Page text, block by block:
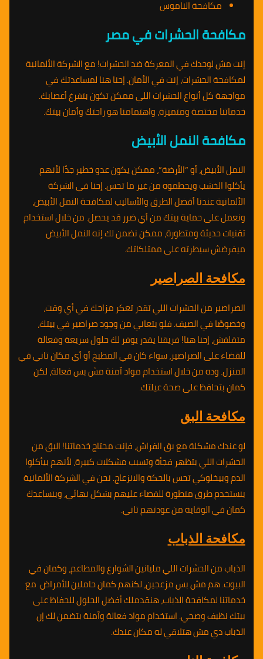
مكافحة الناموس
مكافحة الحشرات في مصر
إنت مش لوحدك في المعركة ضد الحشرات! مع الشركة الألمانية
لمكافحة الحشرات، إنت في الأمان. إحنا هنا لمساعدتك في
مواجهة كل أنواع الحشرات اللي ممكن تكون بتفرغ أعصابك.
خدماتنا مختصة ومتميزة، واهتمامنا هو راحتك وأمان بيتك.
مكافحة النمل الأبيض
النمل الأبيض، أو “الأرضة”، ممكن يكون عدو خطير جدًا لأنهم
يأكلوا الخشب ويحطموه من غير ما تحس. إحنا في الشركة
الألمانية عندنا أفضل الطرق والأساليب لمكافحة النمل الأبيض،
ونعمل على حماية بيتك من أي ضرر قد يحصل. من خلال استخدام
تقنيات حديثة ومتطورة، ممكن نضمن لك إنه النمل الأبيض
ميفرضش سيطرته على ممتلكاتك.
مكافحة الصراصير
الصراصير من الحشرات اللي تقدر تعكر مزاجك في أي وقت،
وخصوصًا في الصيف. فلو بتعاني من وجود صراصير في بيتك،
متقلقش، إحنا هنا! فريقنا يقدر يوفر لك حلول سريعة وفعالة
للقضاء على الصراصير، سواء كان في المطبخ أو أي مكان تاني في
المنزل. وده من خلال استخدام مواد آمنة مش بس فعالة، لكن
كمان بتحافظ على صحة عيلتك.
مكافحة البق
لو عندك مشكلة مع بق الفراش، فإنت محتاج خدماتنا! البق من
الحشرات اللي بتظهر فجأة وتسبب مشكلات كبيرة، لأنهم بيأكلوا
الدم وبيخلوكي تحس بالحكة والانزعاج. نحن في الشركة الألمانية
بنستخدم طرق متطورة للقضاء عليهم بشكل نهائي، وبنساعدك
كمان في الوقاية من عودتهم تاني.
مكافحة الذباب
الذباب من الحشرات اللي مليانين الشوارع والمطاعم، وكمان في
البيوت. هم مش بس مزعجين، لكنهم كمان حاملين للأمراض. مع
خدماتنا لمكافحة الذباب، هنقدملك أفضل الحلول للحفاظ على
بيتك نظيف وصحي. استخدام مواد فعالة وآمنة بتضمن لك إن
الذباب دي مش هتلاقي له مكان عندك.